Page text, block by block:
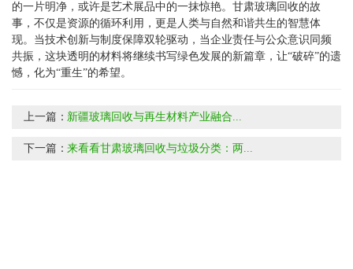
的一片明净，或许是艺术展品中的一抹惊艳。甘肃玻璃回收的故
事，不仅是资源的循环利用，更是人类与自然和谐共生的智慧体
现。当技术创新与制度保障双轮驱动，当企业责任与公众意识同频
共振，这块透明的材料将继续书写绿色发展的新篇章，让“破碎”的遗
憾，化为“重生”的希望。
上一篇： 新疆玻璃回收与再生材料产业融合...
下一篇：来看看甘肃玻璃回收与垃圾分类：两...